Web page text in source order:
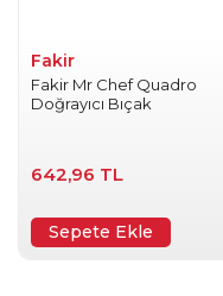
Fakir
Fakir Mr Chef Quadro
Doğrayıcı Bıçak
642,96 TL
Sepete Ekle